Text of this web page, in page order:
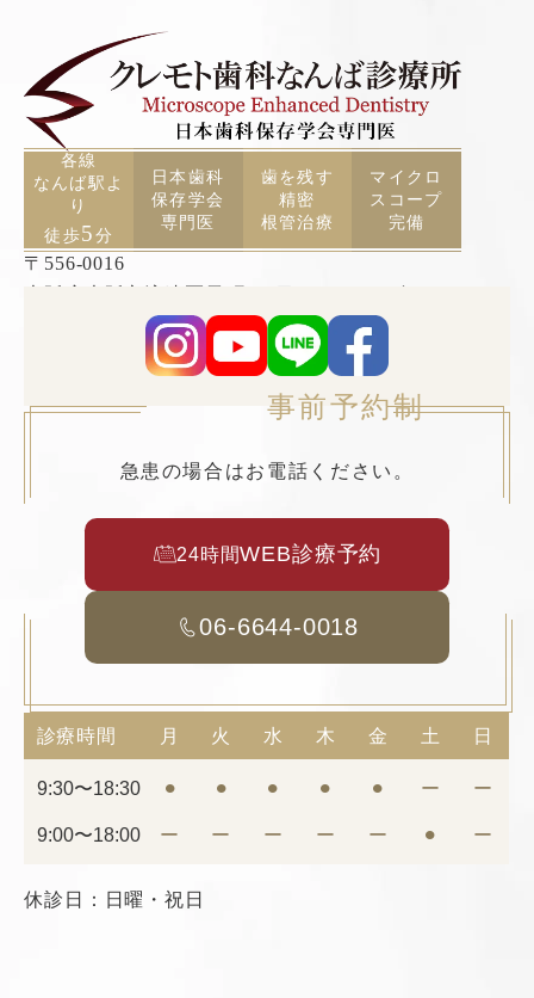
各線
なんば駅よ
り
徒歩5分
日本歯科
保存学会
専門医
歯を残す
精密
根管治療
マイクロ
スコープ
完備
〒556-0016
大阪府大阪市浪速区元町2丁目3−19 TCAビル5F
事前予約制
急患の場合はお電話ください。
24時間WEB診療予約
06-6644-0018
診療時間 月 火 水 木 金 土 日
9:30〜18:30 ⚫︎ ⚫︎ ⚫︎ ⚫︎ ⚫︎ ー ー
9:00〜18:00 ー ー ー ー ー ⚫︎ ー
休診日：日曜・祝日